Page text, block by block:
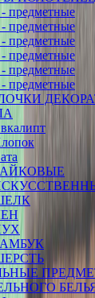
- предметные
- предметные
предметные
предметные
предметные
предметные